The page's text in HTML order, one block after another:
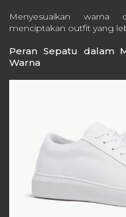
Menyesuaikan warna
menciptakan outfit yang
Peran Sepatu dalam
Warna